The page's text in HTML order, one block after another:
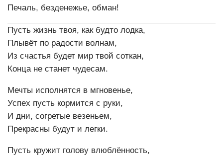
Печаль, безденежье, обман!
Пусть жизнь твоя, как будто лодка,
Плывёт по радости волнам,
Из счастья будет мир твой соткан,
Конца не станет чудесам.
Мечты исполнятся в мгновенье,
Успех пусть кормится с руки,
И дни, согретые везеньем,
Прекрасны будут и легки.
Пусть кружит голову влюблённость,